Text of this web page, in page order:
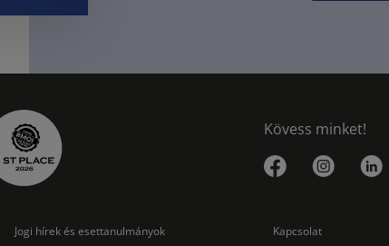
Kövess minket!
Jogi hírek és esettanulmányok Kapcsolat